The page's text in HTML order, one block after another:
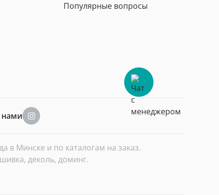
Популярные вопросы
нами
Минске и по каталогам на заказ.
деколь, доминг.